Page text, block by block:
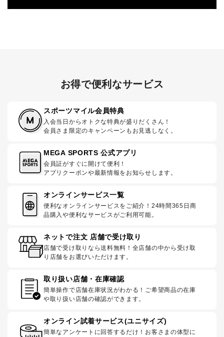
お得で便利なサービス
スポーツマイル会員特典
入会当日からオトクな特典が盛りだくさん！
会員さま限定のキャンペーンもお見逃しなく。
MEGA SPORTS 公式アプリ
会員証がすぐに開けて便利！
アプリクーポンや最新情報をお知らせします。
オンラインサービス一覧
便利なオンラインサービスをご紹介！24時間365日商
品購入や便利なサービスがご利用可能。
ネットで注文 店舗で受け取り
店舗で受け取りなら送料無料！全店舗の中から受け取
り店舗をお選びいただけます。
取り扱い店舗・在庫確認
簡単操作で店舗在庫状況がわかる！ご希望商品の在庫
や取り扱い店舗の確認ができます。
オンライン試着サービス(ユニサイズ)
簡単なアンケートに回答するだけ！お客さまの体型に